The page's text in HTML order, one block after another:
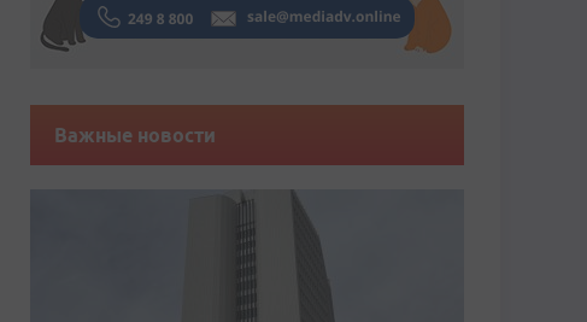
Важные новости